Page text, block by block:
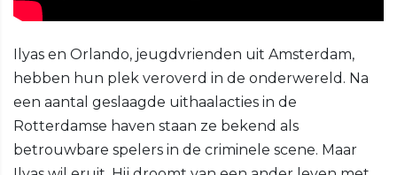
Ilyas en Orlando, jeugdvrienden uit Amsterdam,
hebben hun plek veroverd in de onderwereld. Na
een aantal geslaagde uithaalacties in de
Rotterdamse haven staan ze bekend als
betrouwbare spelers in de criminele scene. Maar